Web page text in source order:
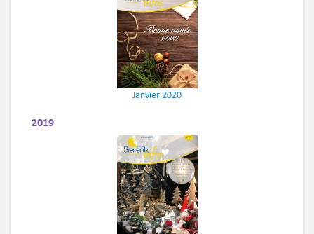
Janvier 2020
2019